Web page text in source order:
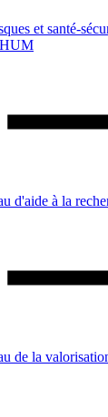
et santé-
d'aide à la
de la